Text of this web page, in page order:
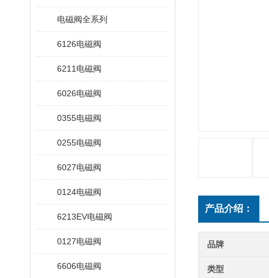
电磁阀全系列
6126电磁阀
6211电磁阀
6026电磁阀
0355电磁阀
0255电磁阀
6027电磁阀
0124电磁阀
6213EV电磁阀
0127电磁阀
6606电磁阀
产品介绍：
品牌
类型